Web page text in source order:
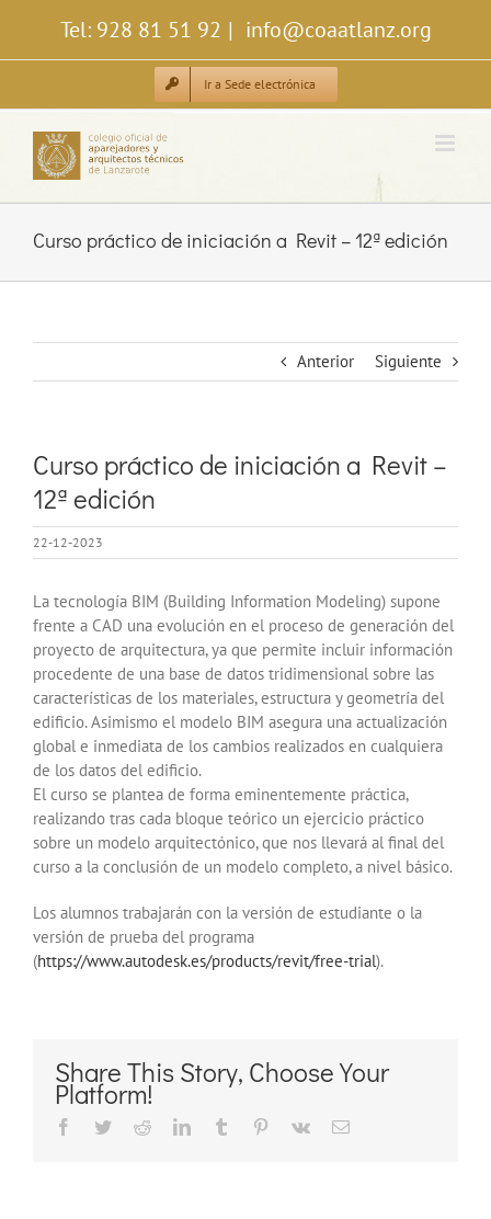
contenido
Tel: 928 81 51 92 | info@coaatlanz.org
Ir a Sede electrónica
Curso práctico de iniciación a Revit – 12ª edición
Anterior Siguiente
Curso práctico de iniciación a Revit –
12ª edición
22-12-2023
La tecnología BIM (Building Information Modeling) supone
frente a CAD una evolución en el proceso de generación del
proyecto de arquitectura, ya que permite incluir información
procedente de una base de datos tridimensional sobre las
características de los materiales, estructura y geometría del
edificio. Asimismo el modelo BIM asegura una actualización
global e inmediata de los cambios realizados en cualquiera
de los datos del edificio.
El curso se plantea de forma eminentemente práctica,
realizando tras cada bloque teórico un ejercicio práctico
sobre un modelo arquitectónico, que nos llevará al final del
curso a la conclusión de un modelo completo, a nivel básico.
Los alumnos trabajarán con la versión de estudiante o la
versión de prueba del programa
(https://www.autodesk.es/products/revit/free-trial).
Share This Story, Choose Your
Platform!
Facebook
TwitterRedditLinkedInTumblr Pinterest
Vk
Correo